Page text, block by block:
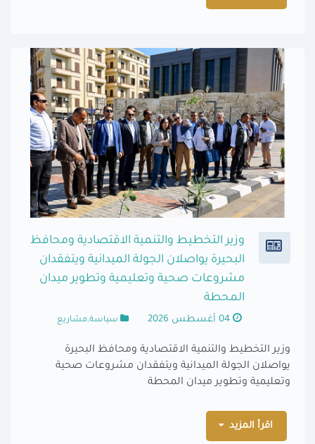
وزير التخطيط والتنمية الاقتصادية ومحافظ
البحيرة يواصلان الجولة الميدانية ويتفقدان
مشروعات صحية وتعليمية وتطوير ميدان
المحطة
04 أغسطس 2026 سياسة,مشاريع
وزير التخطيط والتنمية الاقتصادية ومحافظ البحيرة
يواصلان الجولة الميدانية ويتفقدان مشروعات صحية
وتعليمية وتطوير ميدان المحطة
اقرأ المزيد